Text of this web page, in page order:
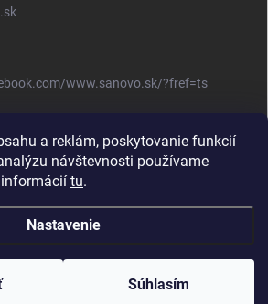
a reklám, poskytovanie funkcií
návštevnosti používame
tu.
Nastavenie
Súhlasím
www.sanovo.sk/?fref=ts
. Všetky práva vyhradené. | Upraviť nastavenie